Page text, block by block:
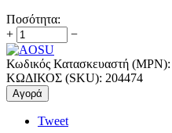
Ποσότητα:
+
−
Κωδικός Κατασκευαστή (MPN):
ΚΩΔΙΚΟΣ (SKU): 204474
Αγορά
Tweet